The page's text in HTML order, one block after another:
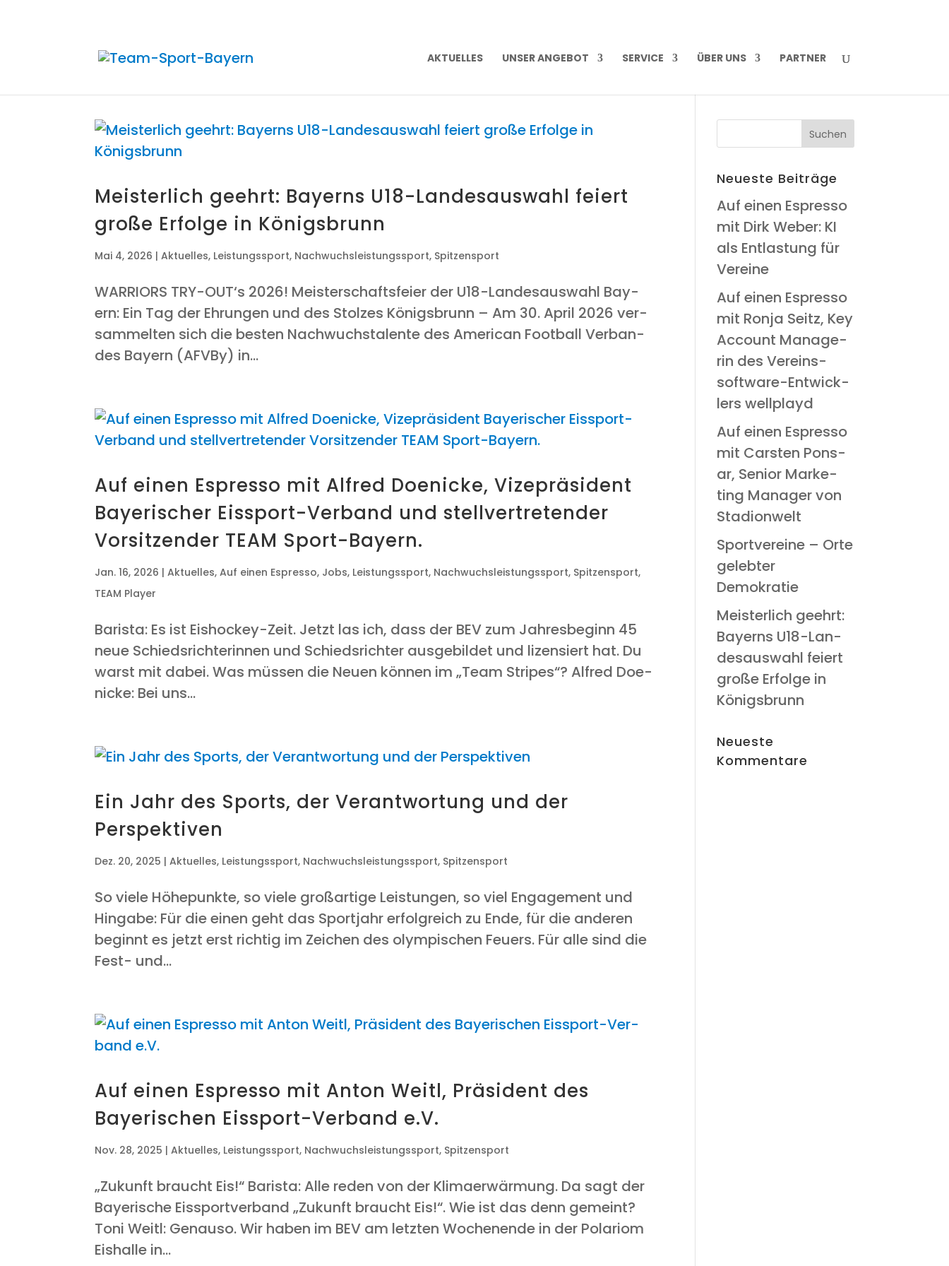
AKTU­EL­LES UNSER ANGE­BOT SER­VICE ÜBER UNS PART­NER
Meis­ter­lich geehrt: Bay­erns U18-Lan­des­aus­wahl fei­ert
gro­ße Erfol­ge in Königsbrunn
Mai 4, 2026 |Aktuelles, Leistungssport, Nachwuchsleistungssport, Spitzensport
WAR­RI­ORS TRY-OUT‘s 2026! Meis­ter­schafts­fei­er der U18-Lan­des­aus­wahl Bay­
ern: Ein Tag der Ehrun­gen und des Stolzes Königs­brunn – Am 30. April 2026 ver­
sam­mel­ten sich die bes­ten Nach­wuchs­ta­len­te des Ame­ri­can Foot­ball Ver­ban­
des Bay­ern (AFV­By) in...
Auf einen Espres­so mit Alfred Doe­ni­cke, Vize­prä­si­dent
Baye­ri­scher Eis­sport-Ver­band und stell­ver­tre­ten­der
Vor­sit­zen­der TEAM Sport-Bayern.
Jan. 16, 2026 |Aktuelles,Auf einen Espresso, Jobs, Leistungssport, Nachwuchsleistungssport, Spitzensport,
TEAM Player
Baris­ta: Es ist Eis­ho­ckey-Zeit. Jetzt las ich, dass der BEV zum Jah­res­be­ginn 45
neue Schieds­rich­te­rin­nen und Schieds­rich­ter aus­ge­bil­det und lizen­siert hat. Du
warst mit dabei. Was müs­sen die Neu­en kön­nen im „Team Stripes“? Alfred Doe­
ni­cke: Bei uns...
Ein Jahr des Sports, der Ver­ant­wor­tung und der
Perspektiven
Dez. 20, 2025 |Aktuelles, Leistungssport, Nachwuchsleistungssport, Spitzensport
So vie­le Höhe­punk­te, so vie­le groß­ar­ti­ge Leis­tun­gen, so viel Enga­ge­ment und
Hin­ga­be: Für die einen geht das Sport­jahr erfolg­reich zu Ende, für die ande­ren
beginnt es jetzt erst rich­tig im Zei­chen des olym­pi­schen Feu­ers. Für alle sind die
Fest- und...
Auf einen Espres­so mit Anton Weitl, Prä­si­dent des
Baye­ri­schen Eis­sport-Ver­band e.V.
Nov. 28, 2025 |Aktuelles, Leistungssport, Nachwuchsleistungssport, Spitzensport
„Zukunft braucht Eis!“ Baris­ta: Alle reden von der Kli­ma­er­wär­mung. Da sagt der
Baye­ri­sche Eis­sport­ver­band „Zukunft braucht Eis!“. Wie ist das denn gemeint?
Toni Weitl: Genau­so. Wir haben im BEV am letz­ten Wochen­en­de in der Pola­ri­om
Eis­hal­le in...
Neu­es­te Beiträge
Auf einen Espres­so
mit Dirk Weber: KI
als Ent­las­tung für
Vereine
Auf einen Espres­so
mit Ron­ja Seitz, Key
Account Mana­ge­
rin des Ver­eins­
soft­ware-Ent­wick­
lers wellplayd
Auf einen Espres­so
mit Cars­ten Pon­s­
ar, Seni­or Mar­ke­
ting Mana­ger von
Stadionwelt
Sport­ver­ei­ne – Orte
geleb­ter
Demokratie
Meis­ter­lich geehrt:
Bay­erns U18-Lan­
des­aus­wahl fei­ert
gro­ße Erfol­ge in
Königsbrunn
Neu­es­te
Kommentare